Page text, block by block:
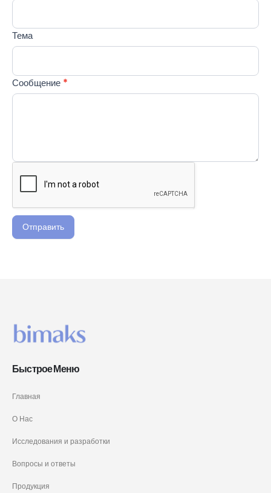
Тема
Сообщение *
Отправить
Быстрое Меню
Главная
О Нас
Исследования и разработки
Вопросы и ответы
Продукция